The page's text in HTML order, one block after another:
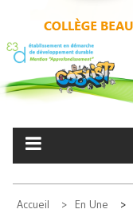
Accueil En Une